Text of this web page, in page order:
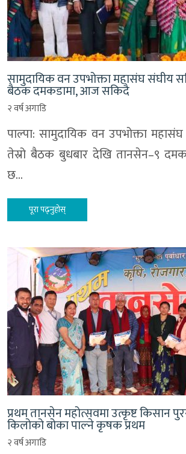
सामुदायिक वन उपभोक्ता महासंघ संघीय
बैठक दमकडामा, आज सकिदै
२ वर्ष अगाडि
पाल्पा: सामुदायिक वन उपभोक्ता
तेस्रो बैठक बुधबार देखि तानसेन–९
छ…
पूरा पढ्नुहोस्
प्रथम तानसेन महोत्सवमा उत्कृष्ट किसान
किलोको बोका पाल्ने कृषक प्रथम
२ वर्ष अगाडि